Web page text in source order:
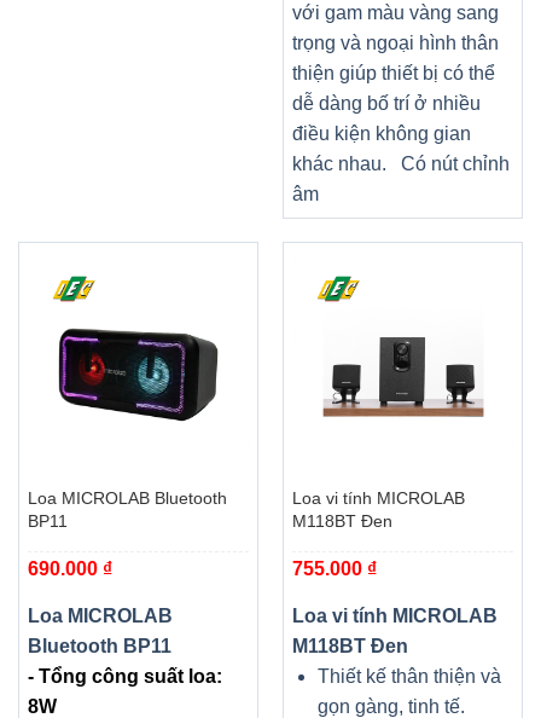
với gam màu vàng sang
trọng và ngoại hình thân
thiện giúp thiết bị có thể
dễ dàng bố trí ở nhiều
điều kiện không gian
khác nhau.
Có nút chỉnh
âm
Loa MICROLAB Bluetooth
BP11
690.000 ₫
Loa MICROLAB
Bluetooth BP11
- Tổng công suất loa:
8W
Loa vi tính MICROLAB
M118BT Đen
755.000 ₫
Loa vi tính MICROLAB
M118BT Đen
Thiết kế thân thiện và
gọn gàng, tinh tế.